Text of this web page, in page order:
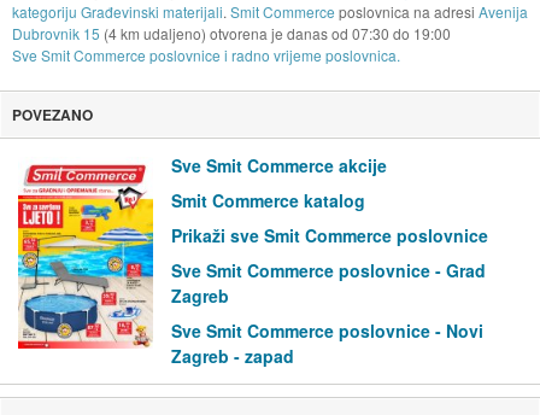
kategoriju Građevinski materijali. Smit Commerce poslovnica na adresi Avenija
Dubrovnik 15 (4 km udaljeno) otvorena je danas od 07:30 do 19:00
Sve Smit Commerce poslovnice i radno vrijeme poslovnica.
POVEZANO
Sve Smit Commerce akcije
Smit Commerce katalog
Prikaži sve Smit Commerce poslovnice
Sve Smit Commerce poslovnice - Grad
Zagreb
Sve Smit Commerce poslovnice - Novi
Zagreb - zapad